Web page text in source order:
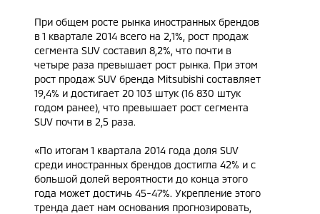
При общем росте рынка иностранных брендов
в 1 квартале 2014 всего на 2,1%, рост продаж
сегмента SUV составил 8,2%, что почти в
четыре раза превышает рост рынка. При этом
рост продаж SUV бренда Mitsubishi составляет
19,4% и достигает 20 103 штук (16 830 штук
годом ранее), что превышает рост сегмента
SUV почти в 2,5 раза.
«По итогам 1 квартала 2014 года доля SUV
среди иностранных брендов достигла 42% и с
большой долей вероятности до конца этого
года может достичь 45-47%. Укрепление этого
тренда дает нам основания прогнозировать,